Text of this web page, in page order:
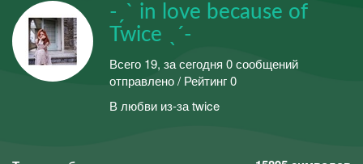
-ˏˋ in love because of
Twice ˎˊ-
Всего 19, за сегодня 0 сообщений
отправлено / Рейтинг 0
В любви из-за twice